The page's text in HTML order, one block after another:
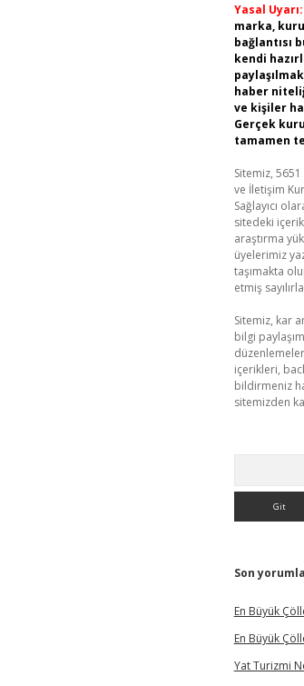
Yasal Uyarı:
marka,
bağlantısı
kendi
haber
ve kişiler
Gerçek
tamamen
Sitemiz,
ve İletişim
Sağlayıcı
sitedeki
araştırma
üyelerimiz
taşımakta
etmiş
Sitemiz, kar
bilgi
içerikleri,
bildirmeniz
sitemizden
Son
En Büyük
En Büyük
Yat Turizmi